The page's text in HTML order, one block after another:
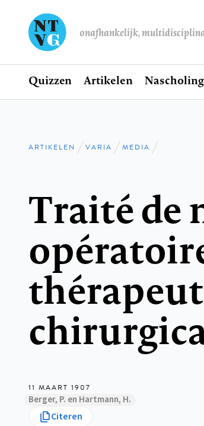
onafhankelijk,
Hoofdnavigatie
Home
Quizzen Artikelen Nascholing
Kruimelpad
ARTIKELEN VARIA MEDIA
Traité de
11 MAART 1907
Berger, P. en Hartmann, H.
Citeren